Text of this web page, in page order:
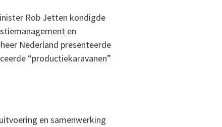
Rob Jetten kondigde
en
Nederland presenteerde
“productiekaravanen”
en samenwerking